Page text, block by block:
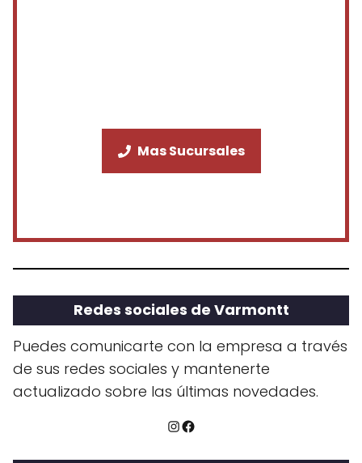
Mas Sucursales
Redes sociales de Varmontt
Puedes comunicarte con la empresa a través
de sus redes sociales y mantenerte
actualizado sobre las últimas novedades.
Instagram
Facebook